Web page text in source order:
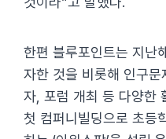
한편 블루포인트는 지
자한 것을 비롯해 인구
자, 포럼 개최 등 다양한
첫 컴퍼니빌딩으로 초등